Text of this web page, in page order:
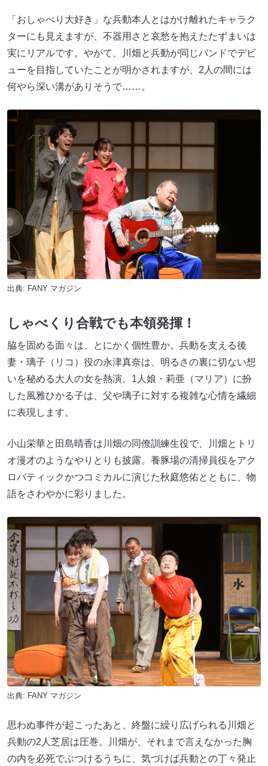
「おしゃべり大好き」な兵動本人とはかけ離れたキャラク
ターにも見えますが、不器用さと哀愁を抱えたたずまいは
実にリアルです。やがて、川畑と兵動が同じバンドでデビ
ューを目指していたことが明かされますが、2人の間には
何やら深い溝がありそうで……。
出典: FANY マガジン
しゃべくり合戦でも本領発揮！
脇を固める面々は、とにかく個性豊か。兵動を支える後
妻・璃子（リコ）役の永津真奈は、明るさの裏に切ない想
いを秘める大人の女を熱演。1人娘・莉亜（マリア）に扮
した風雅ひかる子は、父や璃子に対する複雑な心情を繊細
に表現します。
小山栄華と田島晴香は川畑の同僚訓練生役で、川畑とトリ
オ漫才のようなやりとりも披露。養豚場の清掃員役をアク
ロバティックかつコミカルに演じた秋庭悠佑とともに、物
語をさわやかに彩りました。
出典: FANY マガジン
思わぬ事件が起こったあと、終盤に繰り広げられる川畑と
兵動の2人芝居は圧巻。川畑が、それまで言えなかった胸
の内を必死でぶつけるうちに、気づけば兵動との丁々発止